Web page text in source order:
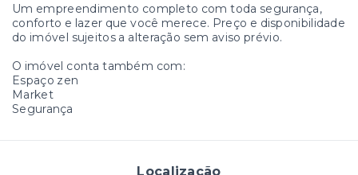
Um empreendimento completo com toda segurança,
conforto e lazer que você merece. Preço e disponibilidade
do imóvel sujeitos a alteração sem aviso prévio.
O imóvel conta também com:
Espaço zen
Market
Segurança
Localização